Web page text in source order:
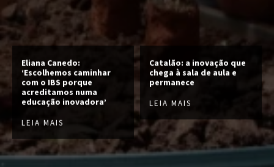
Eliana Canedo:
‘Escolhemos caminhar
com o IBS porque
acreditamos numa
educação inovadora’
LEIA MAIS
Catalão: a inovação que
chega à sala de aula e
permanece
LEIA MAIS